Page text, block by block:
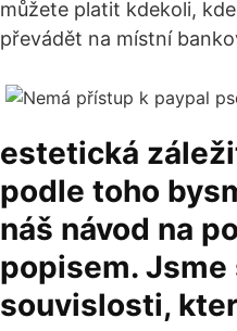
můžete platit kdekoli,
převádět na místní
estetická
podle toho
náš návod na
popisem.
souvislosti,